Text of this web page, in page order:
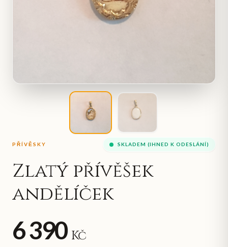
PŘÍVĚSKY SKLADEM (IHNED K ODESLÁNÍ)
Zlatý přívěšek
andělíček
6 390 Kč